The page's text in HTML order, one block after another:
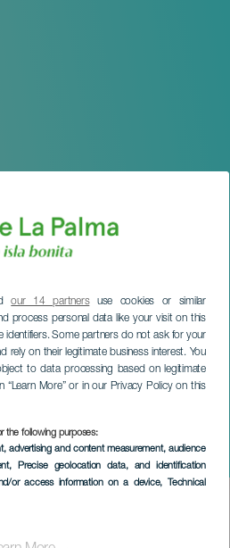
our 14 partnersuse cookies or similar
process personal data like your visit on this
identifiers. Some partners do not ask for your
rely on their legitimate business interest. You
to data processing based on legitimate
“Learn More” or in our Privacy Policy on this
the following purposes:
advertising and content measurement, audience
, Precise geolocation data, and identification
or access information on a device, Technical